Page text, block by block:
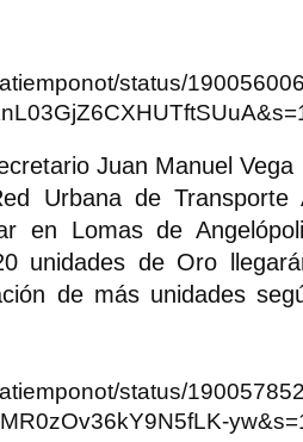
status/
Juan Manuel
Urbana de Transporte
en Lomas de
unidades de Oro
de más unidades
status/